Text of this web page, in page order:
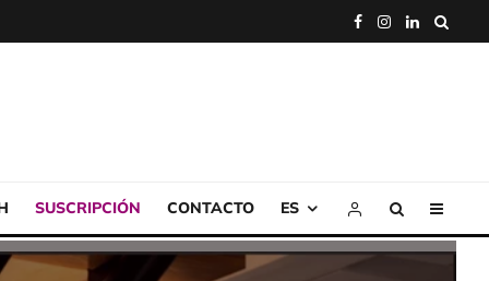
SUSCRIPCIÓN CONTACTO ES